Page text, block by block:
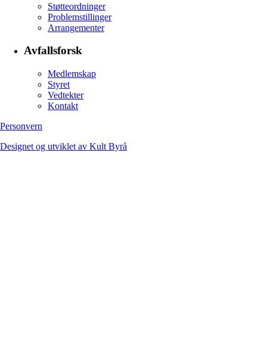
Støtteordninger
Problemstillinger
Arrangementer
Avfallsforsk
Medlemskap
Styret
Vedtekter
Kontakt
Personvern
Designet og utviklet av Kult Byrå